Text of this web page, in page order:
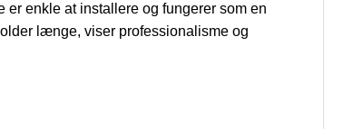
er enkle at installere og fungerer som en
længe, viser professionalisme og